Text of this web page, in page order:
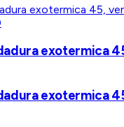
exotermica
exotermica